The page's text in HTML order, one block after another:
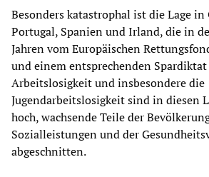
Besonders katastrophal ist die Lage
Portugal, Spanien und Irland, die in
Jahren vom Europäischen
und einem entsprechenden
Arbeitslosigkeit und insbesondere die
Jugendarbeitslosigkeit sind in diesen
hoch, wachsende Teile der
Sozialleistungen und der
abgeschnitten.